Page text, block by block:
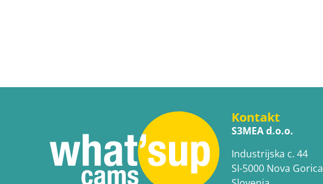
Kontakt
S3MEA d.o.o.
Industrijska c. 44
SI-5000 Nova Gorica